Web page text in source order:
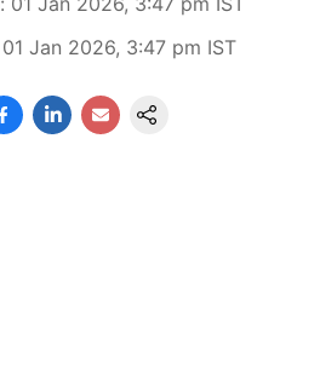
01 Jan 2026, 3:47 pm IST